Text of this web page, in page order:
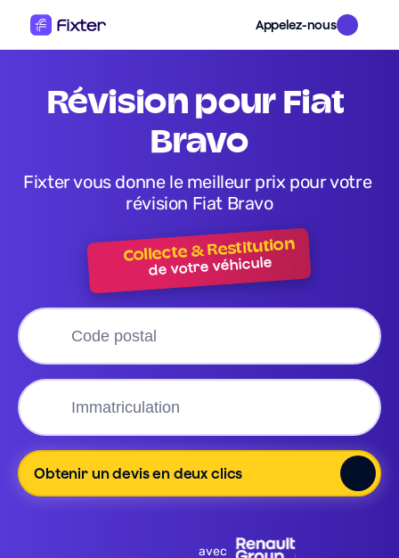
Appelez-nous
révision pour Fiat
Bravo
Fixter vous donne le meilleur prix pour votre
révision Fiat Bravo
Collecte & Restitution
de votre véhicule
Obtenir un devis en deux clics
avec